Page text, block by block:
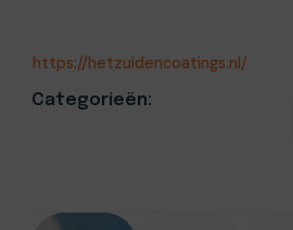
https://hetzuidencoatings.nl/
Categorieën: